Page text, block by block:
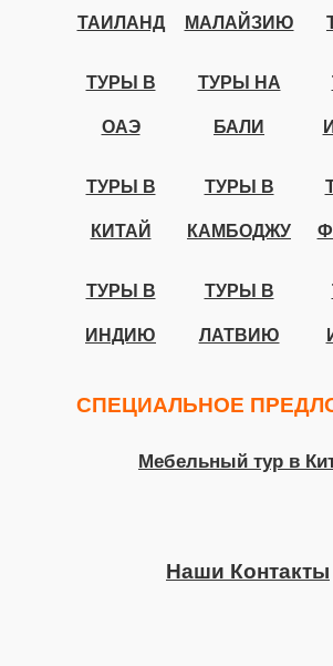
ТАИЛАНД МАЛАЙЗИЮ
ТУРЫ В
ОАЭ
ТУРЫ НА
БАЛИ
ТУРЫ В
КИТАЙ
ТУРЫ В
КАМБОДЖУ
ТУРЫ В
ИНДИЮ
ТУРЫ В
ЛАТВИЮ
СПЕЦИАЛЬНОЕ
Мебельный тур в
Наши Контакты